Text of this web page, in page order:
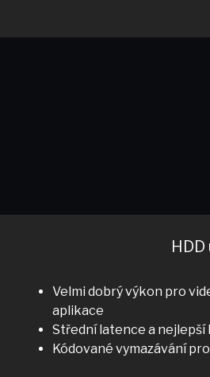
Velmi dobrý výkon pro
aplikace
Střední latence a nejlepší
Kódované vymazávání